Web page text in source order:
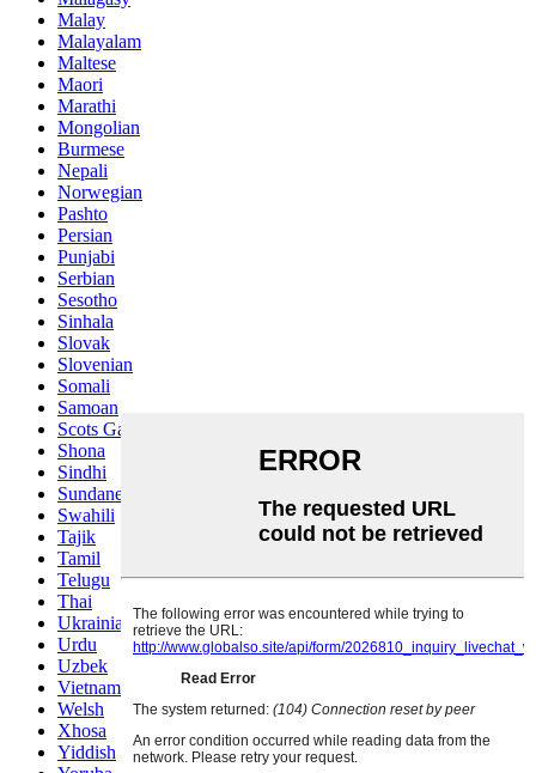
Malay
Malayalam
Maltese
Maori
Marathi
Mongolian
Burmese
Nepali
Norwegian
Pashto
Persian
Punjabi
Serbian
Sesotho
Sinhala
Slovak
Slovenian
Somali
Samoan
Scots Gaelic
Shona
Sindhi
Sundanese
Swahili
Tajik
Tamil
Telugu
Thai
Ukrainian
Urdu
Uzbek
Vietnamese
Welsh
Xhosa
Yiddish